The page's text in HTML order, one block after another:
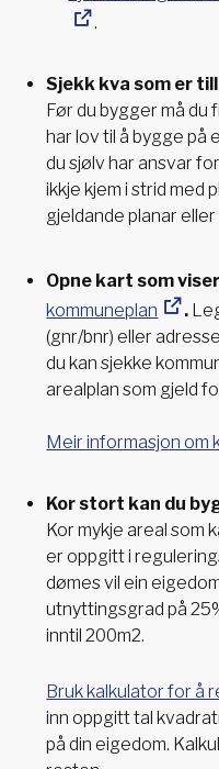
.
Sjekk kva som er
Før du bygger må du
har lov til å bygge på
du sjølv har ansvar
ikkje kjem i strid med
gjeldande planar
Opne kart som
kommuneplan
.
(gnr/bnr) eller
du kan sjekke
arealplan som gjeld
Meir informasjon om
Kor stort kan du
Kor mykje areal som
er oppgitt i
dømes vil ein
utnyttingsgrad på
inntil 200m2.
Bruk kalkulator for å
inn oppgitt tal
på din eigedom.